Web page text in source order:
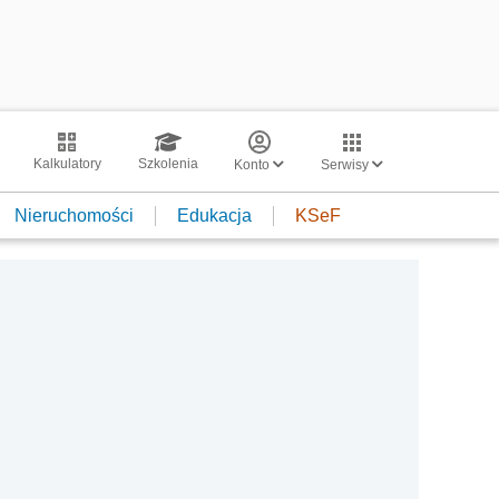
Kalkulatory Szkolenia Konto Serwisy
Nieruchomości Edukacja KSeF